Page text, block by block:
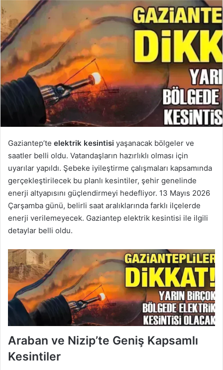
Gaziantep’te elektrik kesintisi yaşanacak bölgeler ve
saatler belli oldu. Vatandaşların hazırlıklı olması için
uyarılar yapıldı. Şebeke iyileştirme çalışmaları kapsamında
gerçekleştirilecek bu planlı kesintiler, şehir genelinde
enerji altyapısını güçlendirmeyi hedefliyor. 13 Mayıs 2026
Çarşamba günü, belirli saat aralıklarında farklı ilçelerde
enerji verilemeyecek. Gaziantep elektrik kesintisi ile ilgili
detaylar belli oldu.
Araban ve Nizip’te Geniş Kapsamlı
Kesintiler